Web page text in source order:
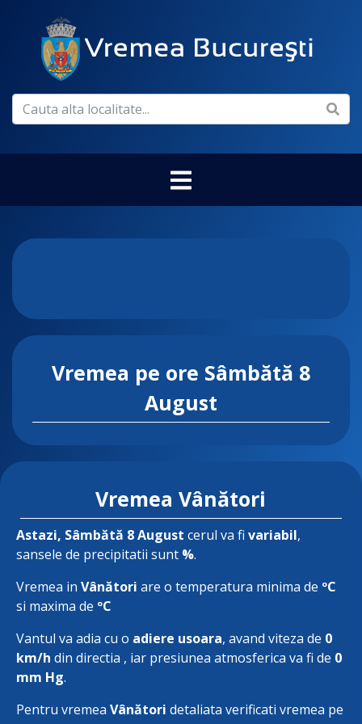
Vremea pe ore Sâmbătă 8
August
Vremea Vânători
Astazi, Sâmbătă 8 August cerul va fi variabil,
sansele de precipitatii sunt %.
Vremea in Vânători are o temperatura minima de ºC
si maxima de ºC
Vantul va adia cu o adiere usoara, avand viteza de 0
km/h din directia , iar presiunea atmosferica va fi de 0
mm Hg.
Pentru vremea Vânători detaliata verificati vremea pe